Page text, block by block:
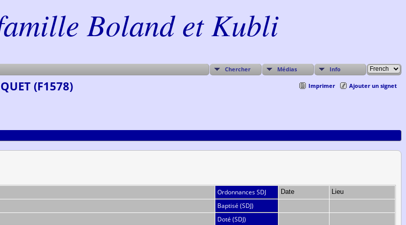
Boland et Kubli
Chercher Médias Info
Imprimer Ajouter un signet
(F1578)
Ordonnances SDJ Date Lieu
Baptisé (SDJ)
Doté (SDJ)